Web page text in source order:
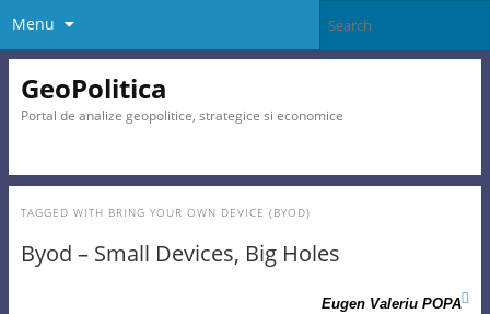
Menu
GeoPolitica
Portal de analize geopolitice, strategice si economice
TAGGED WITH BRING YOUR OWN DEVICE (BYOD)
Byod – Small Devices, Big Holes
Eugen Valeriu POPA